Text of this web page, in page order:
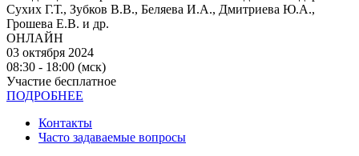
Сухих Г.Т., Зубков В.В., Беляева И.А., Дмитриева Ю.А.,
Грошева Е.В. и др.
ОНЛАЙН
03 октября 2024
08:30 - 18:00 (мск)
Участие бесплатное
ПОДРОБНЕЕ
Контакты
Часто задаваемые вопросы